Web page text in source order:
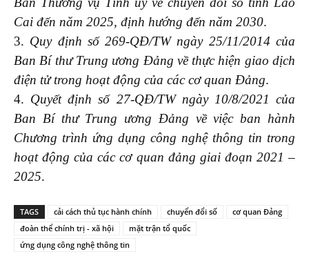
Cai đến năm 2025, định hướng đến năm 2030.
3. Quy định số 269-QĐ/TW ngày 25/11/2014 của
Ban Bí thư Trung ương Đảng về thực hiện giao dịch
điện tử trong hoạt động của các cơ quan Đảng.
4. Quyết định số 27-QĐ/TW ngày 10/8/2021 của
Ban Bí thư Trung ương Đảng về việc ban hành
Chương trình ứng dụng công nghệ thông tin trong
hoạt động của các cơ quan đảng giai đoạn 2021 –
2025.
TAGS cải cách thủ tục hành chính chuyển đổi số
cơ quan Đảng
đoàn thể chính trị - xã hội
mặt trận tổ quốc
ứng dụng công nghệ thông tin